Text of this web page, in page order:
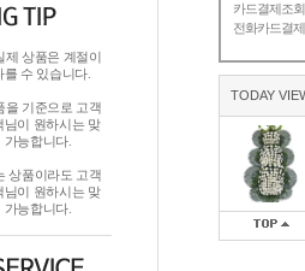
카드결제조회
전화카드결제
TODAY
제 상품은 계절이
수 있습니다.
을 기준으로 고객
님이 원하시는 맞
능합니다.
상품이라도 고객
님이 원하시는 맞
능합니다.